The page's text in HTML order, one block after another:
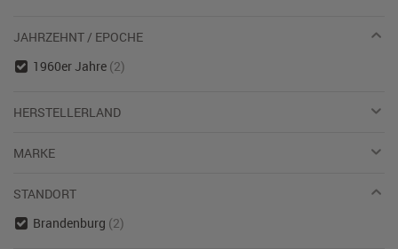
JAHRZEHNT / EPOCHE
1960er Jahre (2)
HERSTELLERLAND
MARKE
STANDORT
Brandenburg (2)